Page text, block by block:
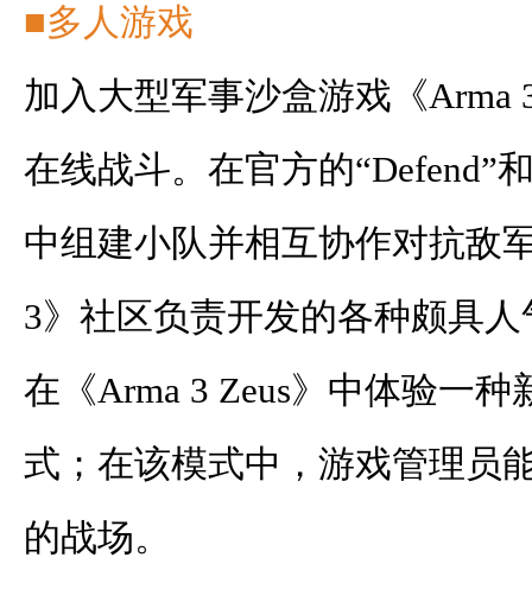
■多人游戏
加入大型军事沙盒游戏《Arma
在线战斗。在官方的“Defend”
中组建小队并相互协作对抗敌
3》社区负责开发的各种颇具
在《Arma 3 Zeus》中体验一
式；在该模式中，游戏管理员
的战场。